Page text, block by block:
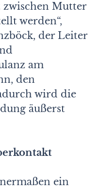
zwischen Mutter
werden“,
der Leiter
am
den
wird die
äußerst
ein